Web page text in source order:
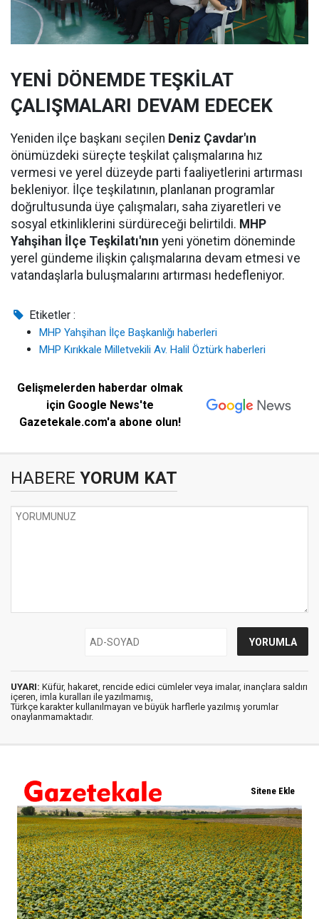
YENİ DÖNEMDE TEŞKİLAT
ÇALIŞMALARI DEVAM EDECEK
Yeniden ilçe başkanı seçilen Deniz Çavdar'ın
önümüzdeki süreçte teşkilat çalışmalarına hız
vermesi ve yerel düzeyde parti faaliyetlerini artırması
bekleniyor. İlçe teşkilatının, planlanan programlar
doğrultusunda üye çalışmaları, saha ziyaretleri ve
sosyal etkinliklerini sürdüreceği belirtildi. MHP
Yahşihan İlçe Teşkilatı'nın yeni yönetim döneminde
yerel gündeme ilişkin çalışmalarına devam etmesi ve
vatandaşlarla buluşmalarını artırması hedefleniyor.
Etiketler :
MHP Yahşihan İlçe Başkanlığı haberleri
MHP Kırıkkale Milletvekili Av. Halil Öztürk haberleri
Gelişmelerden haberdar olmak
için Google News'te
Gazetekale.com'a abone olun!
HABERE YORUM KAT
UYARI: Küfür, hakaret, rencide edici cümleler veya imalar, inançlara saldırı
içeren, imla kuralları ile yazılmamış,
Türkçe karakter kullanılmayan ve büyük harflerle yazılmış yorumlar
onaylanmamaktadır.